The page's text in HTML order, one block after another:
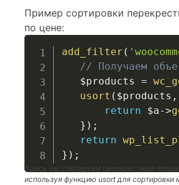
Пример сортировки
по цене:
add_filter (
// Получаем
$products
=
usort ( $products ,
return
$a->
} ) ;
return
} ) ;
Здесь мы сортируем перекрестные
используя функцию usort для сортировки